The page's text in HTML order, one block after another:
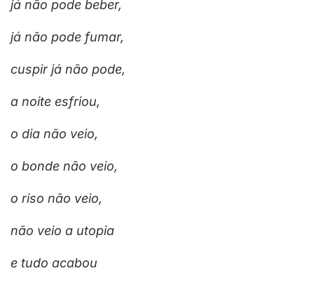
já não pode beber,
já não pode fumar,
cuspir já não pode,
a noite esfriou,
o dia não veio,
o bonde não veio,
o riso não veio,
não veio a utopia
e tudo acabou